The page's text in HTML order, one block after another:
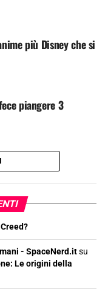
più Disney che si
piangere 3
- SpaceNerd.itsu
Le origini della